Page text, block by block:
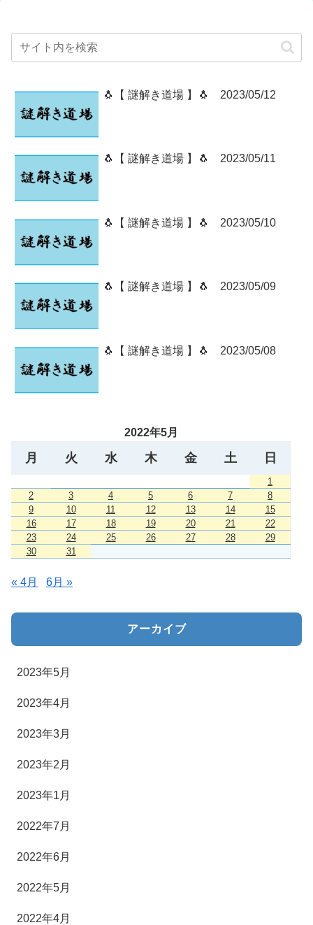
🐧【 謎解き道場 】🐧 2023/05/12
🐧【 謎解き道場 】🐧 2023/05/11
🐧【 謎解き道場 】🐧 2023/05/10
🐧【 謎解き道場 】🐧 2023/05/09
🐧【 謎解き道場 】🐧 2023/05/08
2022年5月
月 火 水 木 金 土 日
1
2
3 4 5 6 7
8
9
10 11 12 13 14
15
16
17 18 19 20 21
22
23
24 25 26 27 28
29
30
31
« 4月 6月 »
アーカイブ
2023年5月
2023年4月
2023年3月
2023年2月
2023年1月
2022年7月
2022年6月
2022年5月
2022年4月